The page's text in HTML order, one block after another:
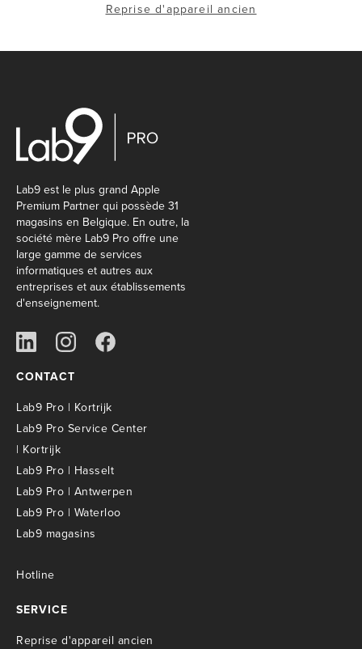
Reprise d'appareil ancien
Lab9 est le plus grand Apple
Premium Partner qui possède 31
magasins en Belgique. En outre, la
société mère Lab9 Pro offre une
large gamme de services
informatiques et autres aux
entreprises et aux établissements
d'enseignement.
CONTACT
Lab9 Pro | Kortrijk
Lab9 Pro Service Center
| Kortrijk
Lab9 Pro | Hasselt
Lab9 Pro | Antwerpen
Lab9 Pro | Waterloo
Lab9 magasins
Hotline
SERVICE
Reprise d'appareil ancien